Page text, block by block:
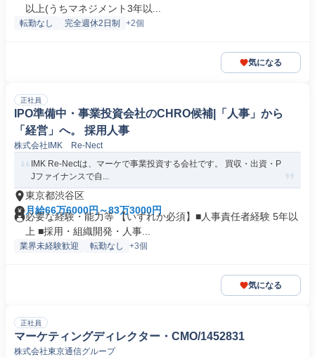
以上(うちマネジメント3年以...
転勤なし 完全週休2日制 +2個
気になる
正社員
IPO準備中・事業投資会社のCHRO候補|「人事」から
「経営」へ。 採用人事
株式会社IMK Re-Nect
IMK Re-Nectは、マーケで事業投資する会社です。 買収・出資・P
Jファイナンスで自...
東京都渋谷区
月給66万6000円～83万3000円
必要な経験・能力等 【いずれか必須】■人事責任者経験 5年以
上 ■採用・組織開発・人事...
業界未経験歓迎 転勤なし +3個
気になる
正社員
マーケティングディレクター・CMO/1452831
株式会社東京通信グループ